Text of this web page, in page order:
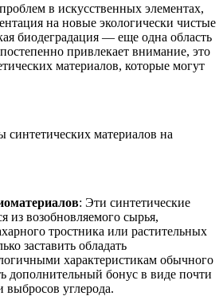
в искусственных элементах,
на новые экологически чистые
биодеградация — еще одна область
привлекает внимание, это
материалов, которые могут
материалов на
: Эти синтетические
из возобновляемого сырья,
тростника или растительных
заставить обладать
характеристикам обычного
дополнительный бонус в виде почти
выбросов углерода.